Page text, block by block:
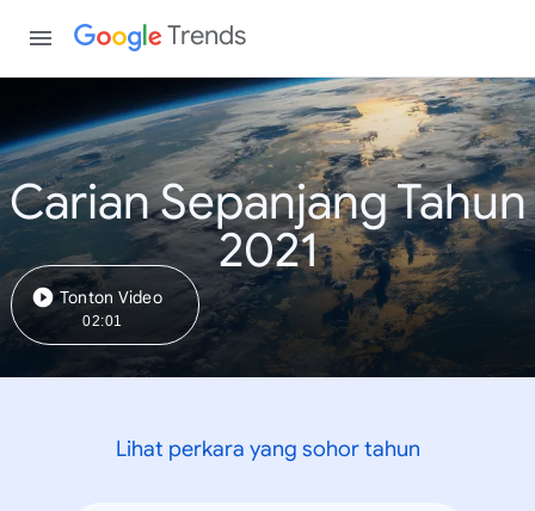
Trends
Carian Sepanjang Tahun
2021
Tonton Video
02:01
Lihat perkara yang sohor tahun